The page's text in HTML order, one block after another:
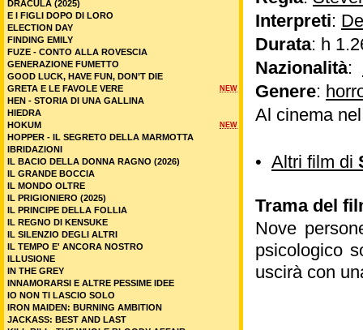
Interpreti:
Durata: h
Nazionalità:
Genere:
Al cinema
• Altri film di
Trama del
Nove
psicologico
uscirà con
DRACULA (2025)
E I FIGLI DOPO DI LORO
ELECTION DAY
FINDING EMILY
FUZE - CONTO ALLA ROVESCIA
GENERAZIONE FUMETTO
GOOD LUCK, HAVE FUN, DON’T DIE
NEW
GRETA E LE FAVOLE VERE
HEN - STORIA DI UNA GALLINA
HIEDRA
NEW
HOKUM
HOPPER - IL SEGRETO DELLA MARMOTTA
IBRIDAZIONI
IL BACIO DELLA DONNA RAGNO (2026)
IL GRANDE BOCCIA
IL MONDO OLTRE
IL PRIGIONIERO (2025)
IL PRINCIPE DELLA FOLLIA
IL REGNO DI KENSUKE
IL SILENZIO DEGLI ALTRI
IL TEMPO E' ANCORA NOSTRO
ILLUSIONE
IN THE GREY
INNAMORARSI E ALTRE PESSIME IDEE
IO NON TI LASCIO SOLO
IRON MAIDEN: BURNING AMBITION
JACKASS: BEST AND LAST